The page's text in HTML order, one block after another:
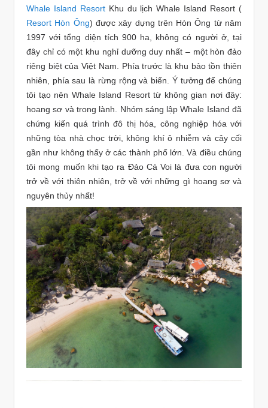
Whale Island Resort Khu du lịch Whale Island Resort (
Resort Hòn Ông) được xây dựng trên Hòn Ông từ năm
1997 với tổng diện tích 900 ha, không có người ở, tại
đây chỉ có một khu nghỉ dưỡng duy nhất – một hòn đảo
riêng biệt của Việt Nam. Phía trước là khu bảo tồn thiên
nhiên, phía sau là rừng rộng và biển. Ý tưởng để chúng
tôi tạo nên Whale Island Resort từ không gian nơi đây:
hoang sơ và trong lành. Nhóm sáng lập Whale Island đã
chứng kiến quá trình đô thị hóa, công nghiệp hóa với
những tòa nhà chọc trời, không khí ô nhiễm và cây cối
gần như không thấy ở các thành phố lớn. Và điều chúng
tôi mong muốn khi tạo ra Đảo Cá Voi là đưa con người
trở về với thiên nhiên, trở về với những gì hoang sơ và
nguyên thủy nhất!